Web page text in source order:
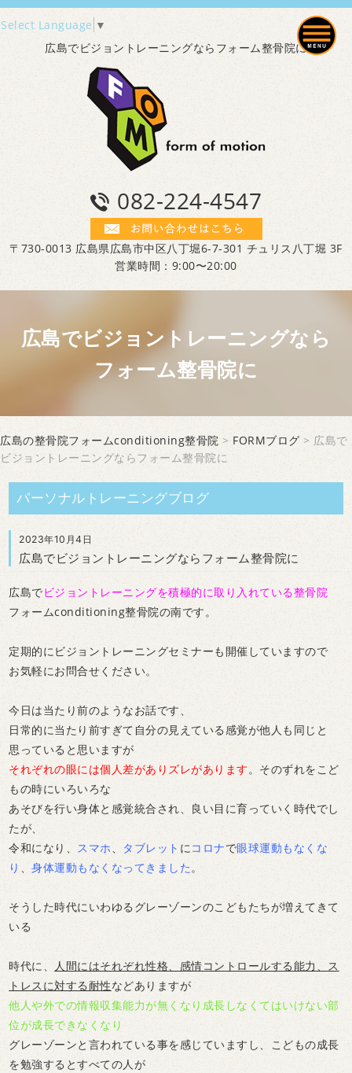
Select Language ▼
広島でビジョントレーニングならフォーム整骨院に
082-224-4547
〒730-0013 広島県広島市中区八丁堀6-7-301 チュリス八丁堀 3F
営業時間：9:00〜20:00
広島でビジョントレーニングなら
フォーム整骨院に
広島の整骨院フォームconditioning整骨院 > FORMブログ > 広島で
ビジョントレーニングならフォーム整骨院に
パーソナルトレーニングブログ
2023年10月4日
広島でビジョントレーニングならフォーム整骨院に
広島でビジョントレーニングを積極的に取り入れている整骨院
フォームconditioning整骨院の南です。
定期的にビジョントレーニングセミナーも開催していますので
お気軽にお問合せください。
今日は当たり前のようなお話です、
日常的に当たり前すぎて自分の見えている感覚が他人も同じと
思っていると思いますが
それぞれの眼には個人差がありズレがあります。そのずれをこど
もの時にいろいろな
あそびを行い身体と感覚統合され、良い目に育っていく時代でし
たが、
令和になり、 スマホ、 タブレット にコロナで眼球運動もなくな
り 、身体運動もなくなってきました。
そうした時代にいわゆるグレーゾーンのこどもたちが増えてきて
いる
時代に、 人間にはそれぞれ性格、感情コントロールする能力、ス
トレスに対する耐性などありますが
他人や外での情報収集能力が無くなり成長しなくてはいけない部
位が成長できなくなり
グレーゾーンと言われている事を感じていますし、こどもの成長
を勉強するとすべての人が